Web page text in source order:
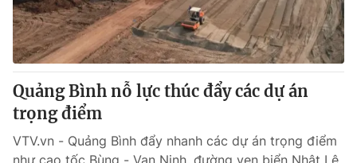
Quảng Bình nỗ lực thúc đẩy các dự án
trọng điểm
VTV.vn - Quảng Bình đẩy nhanh các dự án trọng điểm
như cao tốc Bùng - Vạn Ninh, đường ven biển Nhật Lệ